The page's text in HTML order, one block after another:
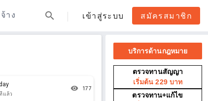
าง search เข้าสู่ระบบ สมัครสมาชิก
แล้ว
remove_red_eye 177
บริการด้านกฎหมาย
ตรวจทานสัญญา
เริ่มต้น 229 บาท
ตรวจทาน+แก้ไข